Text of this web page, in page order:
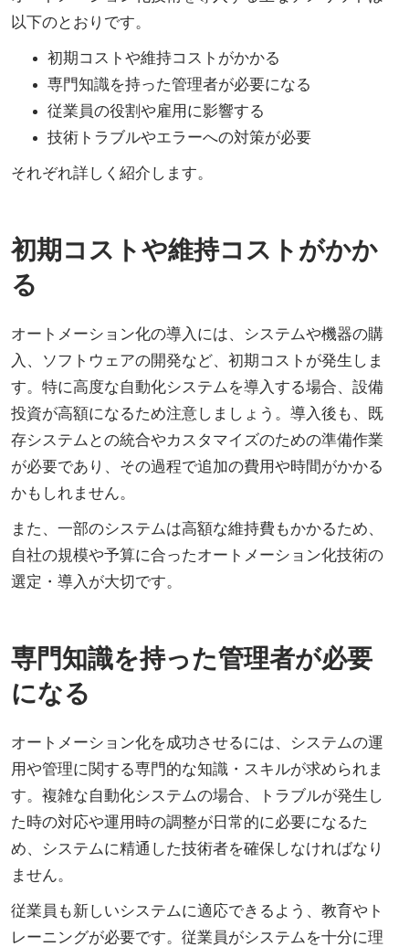
以下のとおりです。
初期コストや維持コストがかかる
専門知識を持った管理者が必要になる
従業員の役割や雇用に影響する
技術トラブルやエラーへの対策が必要
それぞれ詳しく紹介します。
初期コストや維持コストがかか
る
オートメーション化の導入には、システムや機器の購
入、ソフトウェアの開発など、初期コストが発生しま
す。特に高度な自動化システムを導入する場合、設備
投資が高額になるため注意しましょう。導入後も、既
存システムとの統合やカスタマイズのための準備作業
が必要であり、その過程で追加の費用や時間がかかる
かもしれません。
また、一部のシステムは高額な維持費もかかるため、
自社の規模や予算に合ったオートメーション化技術の
選定・導入が大切です。
専門知識を持った管理者が必要
になる
オートメーション化を成功させるには、システムの運
用や管理に関する専門的な知識・スキルが求められま
す。複雑な自動化システムの場合、トラブルが発生し
た時の対応や運用時の調整が日常的に必要になるた
め、システムに精通した技術者を確保しなければなり
ません。
従業員も新しいシステムに適応できるよう、教育やト
レーニングが必要です。従業員がシステムを十分に理